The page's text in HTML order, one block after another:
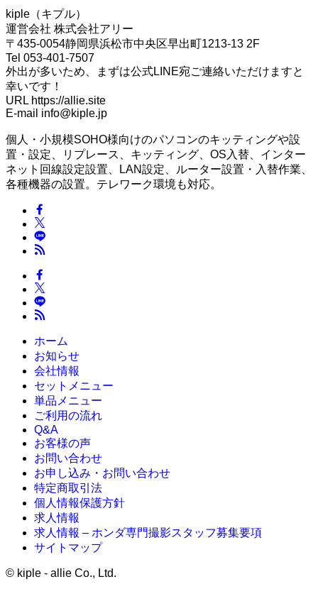
kiple（キプル）
運営会社 株式会社アリー
〒435-0054静岡県浜松市中央区早出町1213-13 2F
Tel 053-401-7507
外出が多いため、まずは公式LINE宛ご連絡いただけますと
幸いです！
URL https://allie.site
E-mail info@kiple.jp
個人・小規模SOHO様向けのパソコンのキッティングや設
置・設定、リプレース、キッティング、OS入替、インター
ネット回線設定設置、LAN設定、ルーター設置・入替作業、
各種機器の設置。テレワーク環境も対応。
ホーム
お知らせ
会社情報
セットメニュー
単品メニュー
ご利用の流れ
Q&A
お客様の声
お問い合わせ
お申し込み・お問い合わせ
特定商取引法
個人情報保護方針
求人情報
求人情報 – ホンダ専門撮影スタッフ募集要項
サイトマップ
© kiple - allie Co., Ltd.